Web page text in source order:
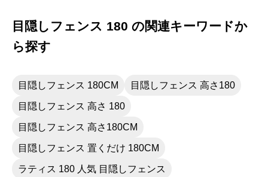
目隠しフェンス 180 の関連キーワードか
ら探す
目隠しフェンス 180CM 目隠しフェンス 高さ180
目隠しフェンス 高さ 180
目隠しフェンス 高さ180CM
目隠しフェンス 置くだけ 180CM
ラティス 180 人気 目隠しフェンス